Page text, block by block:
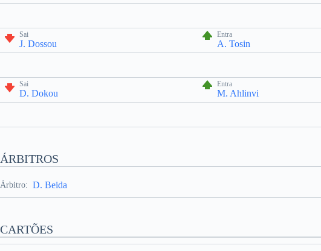
Sai
J. Dossou
Entra
A. Tosin
Sai
D. Dokou
Entra
M. Ahlinvi
ÁRBITROS
Árbitro: D. Beida
CARTÕES